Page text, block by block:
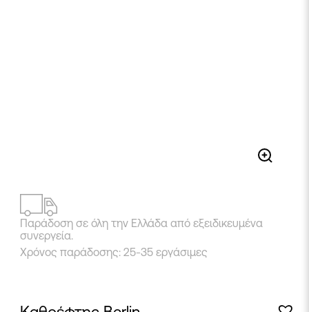
Παράδοση σε όλη την Ελλάδα από εξειδικευμένα
συνεργεία.
Χρόνος παράδοσης: 25-35 εργάσιμες